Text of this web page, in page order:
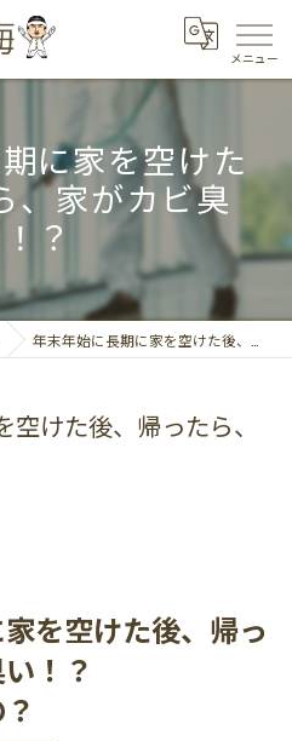
に家を空けた
、家がカビ臭
？
年末年始に長期に家を空けた後、帰ったら、家がカビ臭い！？
けた後、帰ったら、
を空けた後、 帰っ
！？